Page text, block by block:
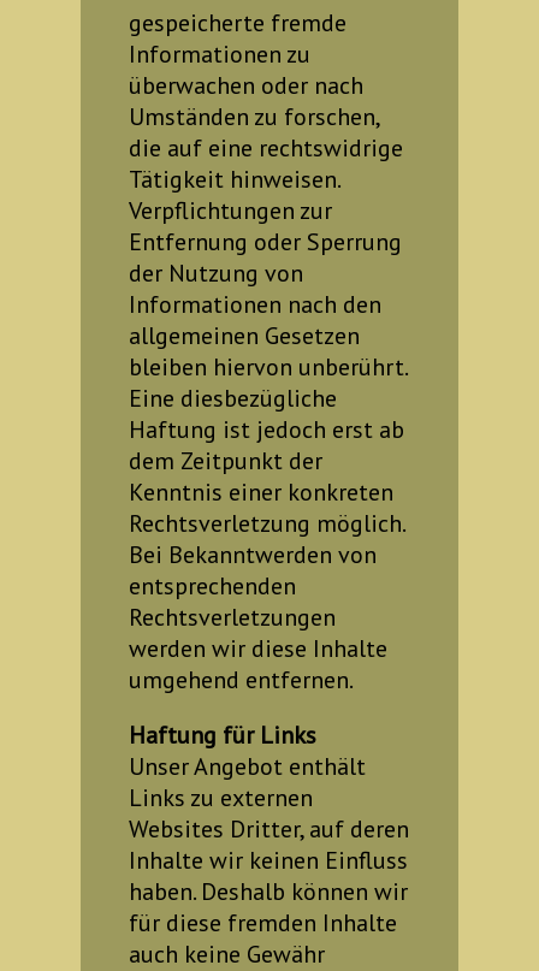
gespeicherte fremde
Informationen zu
überwachen oder nach
Umständen zu forschen,
die auf eine rechtswidrige
Tätigkeit hinweisen.
Verpflichtungen zur
Entfernung oder Sperrung
der Nutzung von
Informationen nach den
allgemeinen Gesetzen
bleiben hiervon unberührt.
Eine diesbezügliche
Haftung ist jedoch erst ab
dem Zeitpunkt der
Kenntnis einer konkreten
Rechtsverletzung möglich.
Bei Bekanntwerden von
entsprechenden
Rechtsverletzungen
werden wir diese Inhalte
umgehend entfernen.
Haftung für Links
Unser Angebot enthält
Links zu externen
Websites Dritter, auf deren
Inhalte wir keinen Einfluss
haben. Deshalb können wir
für diese fremden Inhalte
auch keine Gewähr